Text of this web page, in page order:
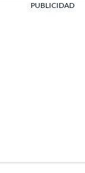
PUBLICIDAD